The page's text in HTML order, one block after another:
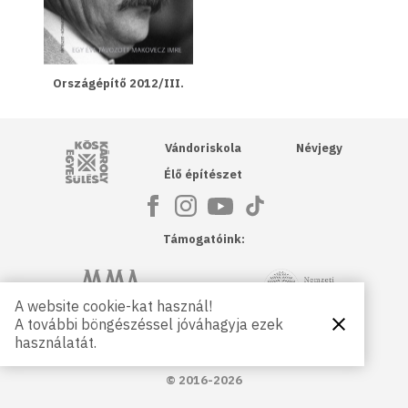
Országépítő 2012/III.
Kós Károly Egyesülés
Vándoriskola
Élő építészet
Névjegy
Támogatóink:
Magyar Művészeti Akadémia NKA
Petőfi Kulturális Ügynökség
© 2016-2026
A website cookie-kat használ!
A további böngészéssel jóváhagyja ezek
használatát.
Bezárás